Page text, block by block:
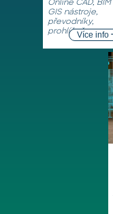
GIS nástroje,
převodníky,
prohlížečeVíce info